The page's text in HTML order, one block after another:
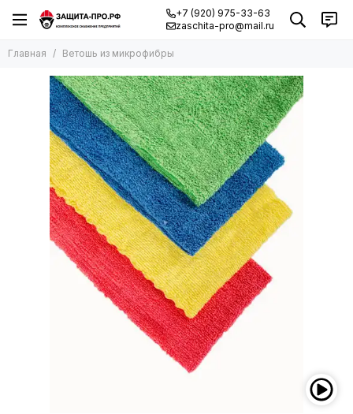
+7 (920) 975-33-63
zaschita-pro@mail.ru
Главная Ветошь из микрофибры